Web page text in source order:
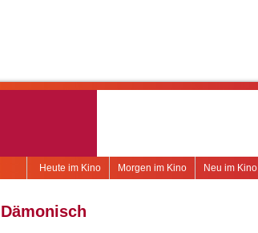
Neu im Kino
Morgen im Kino
Heute im Kino
Dämonisch